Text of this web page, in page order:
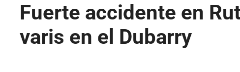
Fuerte accidente en
varis en el Dubarry